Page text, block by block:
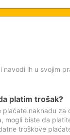
ih u svojim
platim trošak?
naknadu za
mogli biste da
troškove